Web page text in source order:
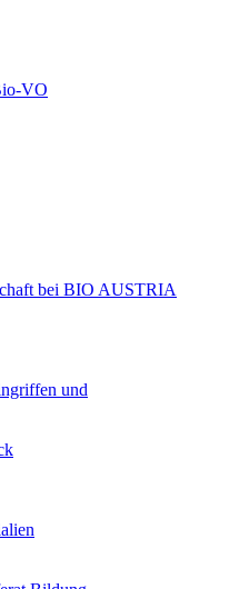
VO
bei BIO AUSTRIA
und